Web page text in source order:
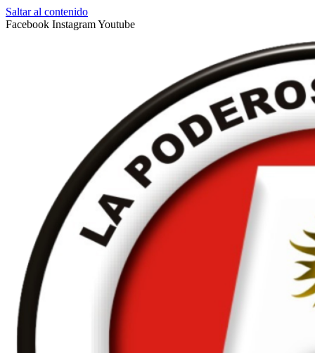
Saltar al contenido
Facebook InstagramYoutube